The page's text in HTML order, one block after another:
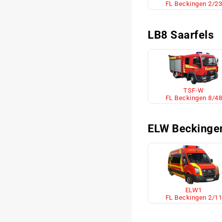
FL Beckingen 2/23
LB8 Saarfels
TSF-W
FL Beckingen 8/48
ELW
ELW1
FL Beckingen 2/11